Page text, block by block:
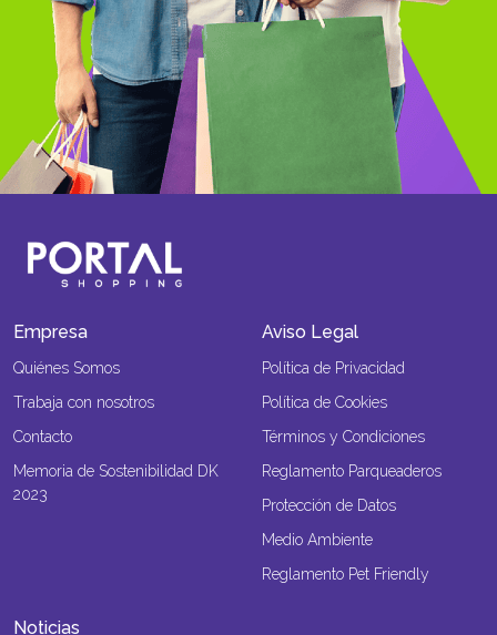
Empresa
Quiénes Somos
Trabaja con nosotros
Contacto
Memoria de Sostenibilidad DK
2023
Aviso Legal
Política de Privacidad
Política de Cookies
Términos y Condiciones
Reglamento Parqueaderos
Protección de Datos
Medio Ambiente
Reglamento Pet Friendly
Noticias